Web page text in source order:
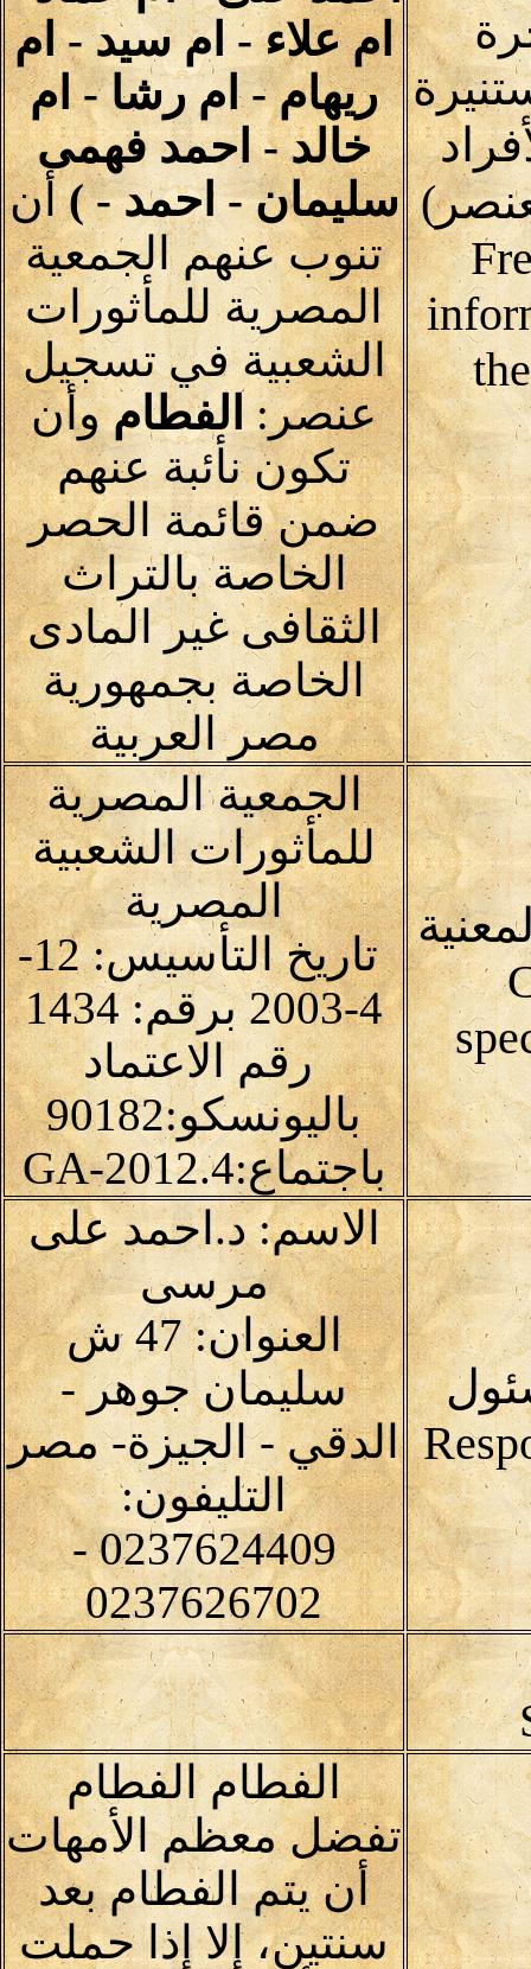
ام علاء - ام سيد - ام
ريهام - ام رشا - ام
خالد - احمد فهمى
سليمان - احمد - )أن
تنوب عنهم الجمعية
المصرية للمأثورات
الشعبية في تسجيل
عنصر:الفطاموأن
تكون نأئبة عنهم
ضمن قائمة الحصر
الخاصة بالتراث
الثقافى غير المادى
الخاصة بجمهورية
مصر العربية
الجمعية المصرية
للمأثورات الشعبية
المصرية
تاريخ التأسيس: 12-
4-2003 برقم: 1434
رقم الاعتماد
باليونسكو:90182
باجتماع:4.GA-2012
الاسم: د.احمد على
مرسى
العنوان: 47 ش
سليمان جوهر -
الدقي - الجيزة- مصر
التليفون:
0237624409 -
0237626702
الفطام الفطام
تفضل معظم الأمهات
أن يتم الفطام بعد
سنتين، إلا إذا حملت